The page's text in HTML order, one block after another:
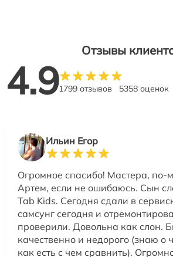
Отзывы
4.91799 отзывов 5358 оценок
Ильин Егор
Огромное спасибо! Мастера, по-
Артем, если не ошибаюсь. Сын
Tab Kids. Сегодня сдали в
самсунг сегодня и
проверили. Довольна как слон.
качественно и недорого (знаю о
как есть с чем сравнить).